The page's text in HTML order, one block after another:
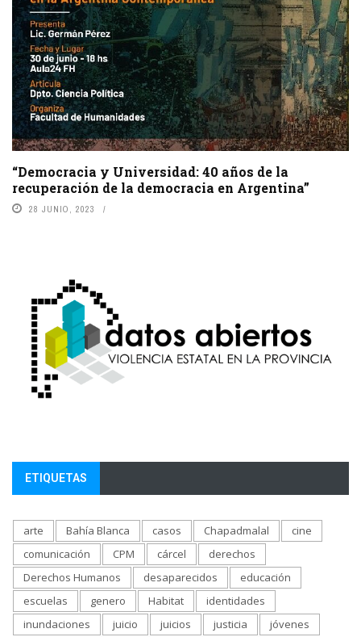
“Democracia y Universidad: 40 años de la
recuperación de la democracia en Argentina”
28 JUNIO, 2023
ETIQUETAS
arte Bahía Blanca casos Chapadmalal
cine
comunicación
CPM cárcel
derechos
Derechos Humanos
desaparecidos
educación
escuelas
genero Habitat
identidades
inundaciones
juicio juicios justicia
jóvenes